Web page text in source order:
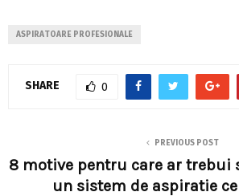
ASPIRATOARE PROFESIONALE
SHARE 0
PREVIOUS POST
8 motive pentru care ar trebui
un sistem de aspiratie